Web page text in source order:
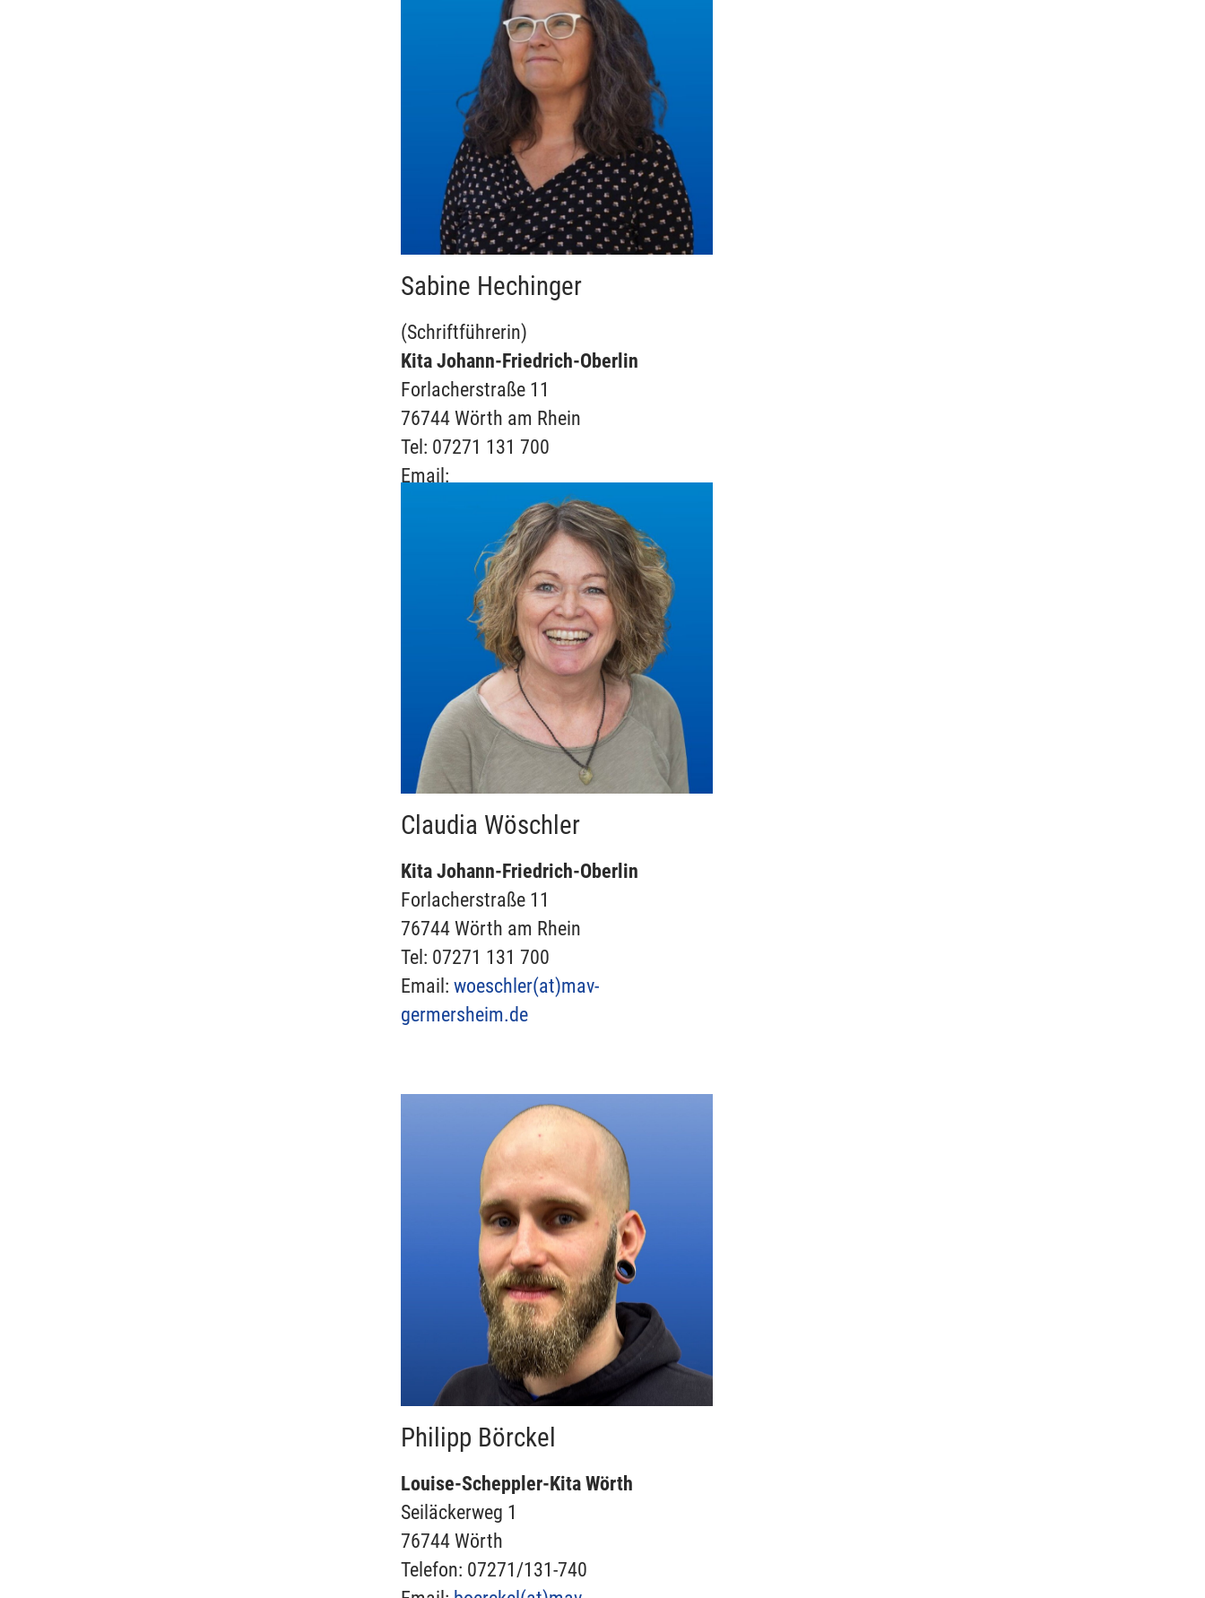
Sabine Hechinger
(Schriftführerin)
Kita Johann-Friedrich-Oberlin
Forlacherstraße 11
76744 Wörth am Rhein
Tel: 07271 131 700
Email:
Claudia Wöschler
Kita Johann-Friedrich-Oberlin
Forlacherstraße 11
76744 Wörth am Rhein
Tel: 07271 131 700
Email: woeschler(at)mav-
germersheim.de
Philipp Börckel
Louise-Scheppler-Kita Wörth
Seiläckerweg 1
76744 Wörth
Telefon: 07271/131-740